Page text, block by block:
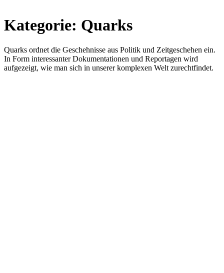
Kategorie: Quarks
Quarks ordnet die Geschehnisse aus Politik und Zeitgeschehen ein.
In Form interessanter Dokumentationen und Reportagen wird
aufgezeigt, wie man sich in unserer komplexen Welt zurechtfindet.